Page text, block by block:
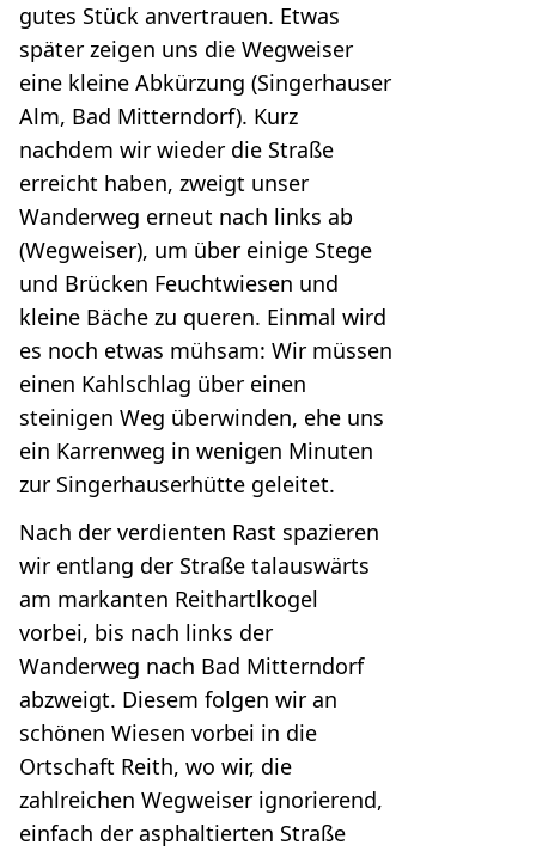
gutes Stück anvertrauen. Etwas
später zeigen uns die Wegweiser
eine kleine Abkürzung (Singerhauser
Alm, Bad Mitterndorf). Kurz
nachdem wir wieder die Straße
erreicht haben, zweigt unser
Wanderweg erneut nach links ab
(Wegweiser), um über einige Stege
und Brücken Feuchtwiesen und
kleine Bäche zu queren. Einmal wird
es noch etwas mühsam: Wir müssen
einen Kahlschlag über einen
steinigen Weg überwinden, ehe uns
ein Karrenweg in wenigen Minuten
zur Singerhauserhütte geleitet.
Nach der verdienten Rast spazieren
wir entlang der Straße talauswärts
am markanten Reithartlkogel
vorbei, bis nach links der
Wanderweg nach Bad Mitterndorf
abzweigt. Diesem folgen wir an
schönen Wiesen vorbei in die
Ortschaft Reith, wo wir, die
zahlreichen Wegweiser ignorierend,
einfach der asphaltierten Straße